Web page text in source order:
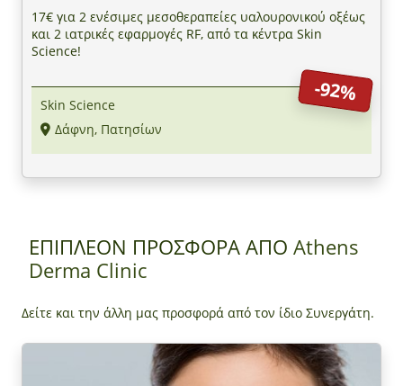
17€ για 2 ενέσιμες μεσοθεραπείες υαλουρονικού οξέως
και 2 ιατρικές εφαρμογές RF, από τα κέντρα Skin
Science!
-92%
Skin Science
Δάφνη, Πατησίων
ΕΠΙΠΛΕΟΝ ΠΡΟΣΦΟΡΑ ΑΠΟ Athens
Derma Clinic
Δείτε και την άλλη μας προσφορά από τον ίδιο Συνεργάτη.